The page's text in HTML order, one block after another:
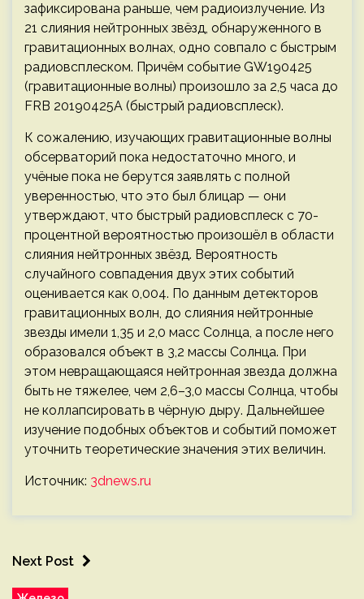
зафиксирована раньше, чем радиоизлучение. Из
21 слияния нейтронных звёзд, обнаруженного в
гравитационных волнах, одно совпало с быстрым
радиовсплеском. Причём событие GW190425
(гравитационные волны) произошло за 2,5 часа до
FRB 20190425A (быстрый радиовсплеск).
К сожалению, изучающих гравитационные волны
обсерваторий пока недостаточно много, и
учёные пока не берутся заявлять с полной
уверенностью, что это был блицар — они
утверждают, что быстрый радиовсплеск с 70-
процентной вероятностью произошёл в области
слияния нейтронных звёзд. Вероятность
случайного совпадения двух этих событий
оценивается как 0,004. По данным детекторов
гравитационных волн, до слияния нейтронные
звезды имели 1,35 и 2,0 масс Солнца, а после него
образовался объект в 3,2 массы Солнца. При
этом невращающаяся нейтронная звезда должна
быть не тяжелее, чем 2,6–3,0 массы Солнца, чтобы
не коллапсировать в чёрную дыру. Дальнейшее
изучение подобных объектов и событий поможет
уточнить теоретические значения этих величин.
Источник: 3dnews.ru
Next Post